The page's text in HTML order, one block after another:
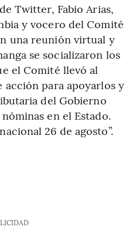
Twitter, Fabio Arias,
y vocero del Comité
una reunión virtual y
se socializaron los
el Comité llevó al
acción para apoyarlos y
del Gobierno
en el Estado.
26 de agosto”.